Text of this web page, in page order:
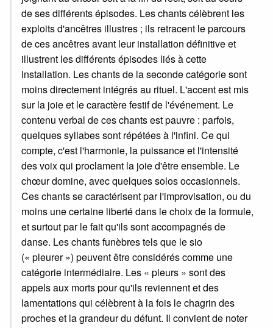
de ses différents épisodes. Les chants célèbrent les
exploits d'ancêtres illustres ; ils retracent le parcours
de ces ancêtres avant leur installation définitive et
illustrent les différents épisodes liés à cette
installation. Les chants de la seconde catégorie sont
moins directement intégrés au rituel. L'accent est mis
sur la joie et le caractère festif de l'événement. Le
contenu verbal de ces chants est pauvre : parfois,
quelques syllabes sont répétées à l'infini. Ce qui
compte, c'est l'harmonie, la puissance et l'intensité
des voix qui proclament la joie d'être ensemble. Le
chœur domine, avec quelques solos occasionnels.
Ces chants se caractérisent par l'improvisation, ou du
moins une certaine liberté dans le choix de la formule,
et surtout par le fait qu'ils sont accompagnés de
danse. Les chants funèbres tels que le sio
(« pleurer ») peuvent être considérés comme une
catégorie intermédiaire. Les « pleurs » sont des
appels aux morts pour qu'ils reviennent et des
lamentations qui célèbrent à la fois le chagrin des
proches et la grandeur du défunt. Il convient de noter